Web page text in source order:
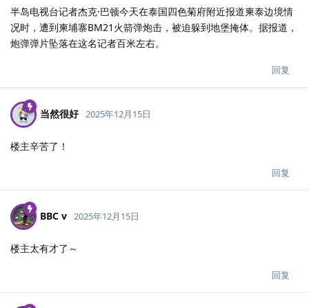
半岛电视台记者杰克·巴顿今天在泰国四色菊府附近报道柬泰边境情
况时，遭到柬埔寨BM21火箭弹炮击，被迫躲到地堡掩体。据报道，
炮弹弹片坠落在这名记者百米左右。
回复
当然很好 2025年12月15日
楼主辛苦了！
回复
BBC v 2025年12月15日
楼主太有才了～
回复